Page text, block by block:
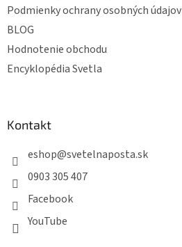
Podmienky ochrany osobných údajov
BLOG
Hodnotenie obchodu
Encyklopédia Svetla
Kontakt
eshop@svetelnaposta.sk
0903 305 407
Facebook
YouTube